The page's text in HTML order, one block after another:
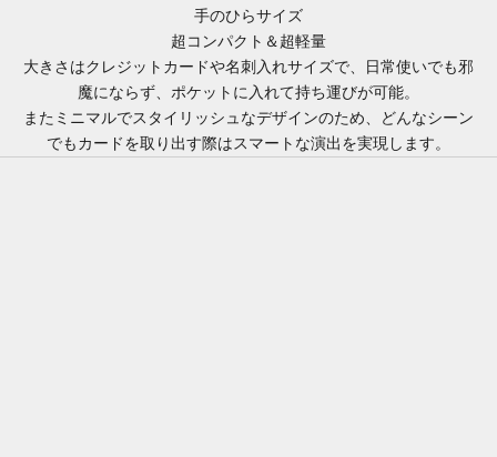
手のひらサイズ
超コンパクト＆超軽量
大きさはクレジットカードや名刺入れサイズで、日常使いでも邪
魔にならず、ポケットに入れて持ち運びが可能。
またミニマルでスタイリッシュなデザインのため、どんなシーン
でもカードを取り出す際はスマートな演出を実現します。